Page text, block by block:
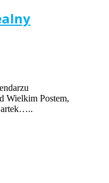
Wielkim Postem,